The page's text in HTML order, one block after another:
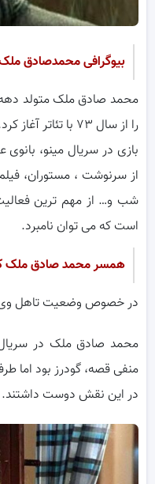
بیوگرافی محمدصادق
را از سال ۷۳ با تئاتر آغاز کرد.
بازی در سریال مینو،
از سرنوشت ، مستوران،
شب و… از مهم ترین
است که می توان نامبرد.
همسر محمد صادق ملک
در خصوص وضعیت تاهل وی
محمد صادق ملک در سریال
منفی قصه، گودرز بود اما
در این نقش دوست داشتند.